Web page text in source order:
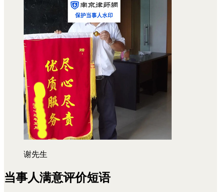
谢先生
当事人满意评价短语